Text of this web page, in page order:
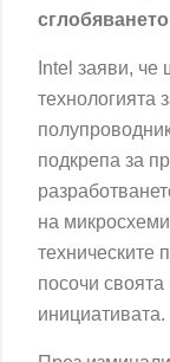
Intel заяви, че
технологията
подкрепа за
на
техническите
посочи
инициативата.